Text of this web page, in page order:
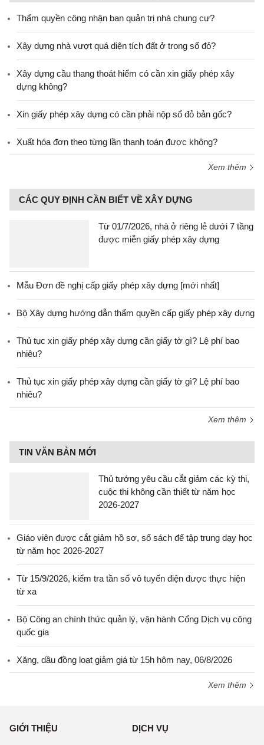
Thẩm quyền công nhận ban quản trị nhà chung cư?
Xây dựng nhà vượt quá diện tích đất ở trong sổ đỏ?
Xây dựng cầu thang thoát hiểm có cần xin giấy phép xây
dựng không?
Xin giấy phép xây dựng có cần phải nộp sổ đỏ bản gốc?
Xuất hóa đơn theo từng lần thanh toán được không?
Xem thêm
CÁC QUY ĐỊNH CẦN BIẾT VỀ XÂY DỰNG
Từ 01/7/2026, nhà ở riêng lẻ dưới 7 tầng
được miễn giấy phép xây dựng
Mẫu Đơn đề nghị cấp giấy phép xây dựng [mới nhất]
Bộ Xây dựng hướng dẫn thẩm quyền cấp giấy phép xây dựng
Thủ tục xin giấy phép xây dựng cần giấy tờ gì? Lệ phí bao
nhiêu?
Thủ tục xin giấy phép xây dựng cần giấy tờ gì? Lệ phí bao
nhiêu?
Xem thêm
TIN VĂN BẢN MỚI
Thủ tướng yêu cầu cắt giảm các kỳ thi,
cuộc thi không cần thiết từ năm học
2026-2027
Giáo viên được cắt giảm hồ sơ, sổ sách để tập trung dạy học
từ năm học 2026-2027
Từ 15/9/2026, kiểm tra tần số vô tuyến điện được thực hiện
từ xa
Bộ Công an chính thức quản lý, vận hành Cổng Dịch vụ công
quốc gia
Xăng, dầu đồng loạt giảm giá từ 15h hôm nay, 06/8/2026
Xem thêm
GIỚI THIỆU DỊCH VỤ